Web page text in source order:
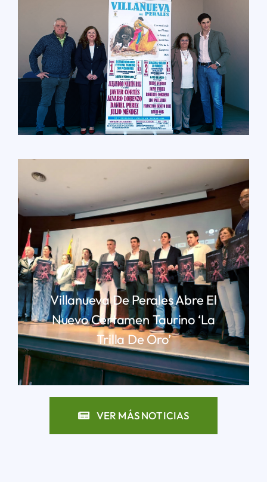
LEER MÁS
Villanueva De Perales Abre El
Nuevo Certamen Taurino ‘La
Trilla De Oro’
LEER MÁS
VER MÁS NOTICIAS